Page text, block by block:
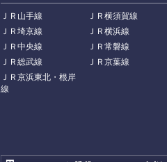
ＪＲ山手線
ＪＲ横須賀線
ＪＲ埼京線
ＪＲ横浜線
ＪＲ中央線
ＪＲ常磐線
ＪＲ総武線
ＪＲ京葉線
ＪＲ京浜東北・根岸
線